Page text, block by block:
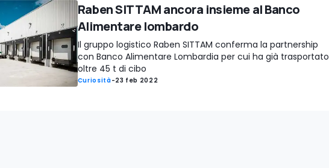
Raben SITTAM ancora insieme al Banco
Alimentare lombardo
Il gruppo logistico Raben SITTAM conferma la partnership
con Banco Alimentare Lombardia per cui ha già trasportato
oltre 45 t di cibo
Curiosità-23 feb 2022